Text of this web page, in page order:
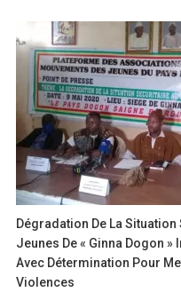
Dégradation De La
Jeunes De « Ginna Dogon »
Avec Détermination Pour
Violences